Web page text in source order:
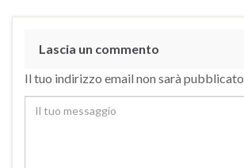
Lascia un commento
Il tuo indirizzo email non sarà pubblicato.